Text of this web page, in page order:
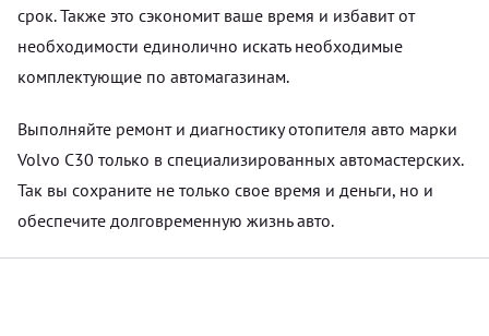
срок. Также это сэкономит ваше время и избавит от
необходимости единолично искать необходимые
комплектующие по автомагазинам.
Выполняйте ремонт и диагностику отопителя авто марки
Volvo C30 только в специализированных автомастерских.
Так вы сохраните не только свое время и деньги, но и
обеспечите долговременную жизнь авто.